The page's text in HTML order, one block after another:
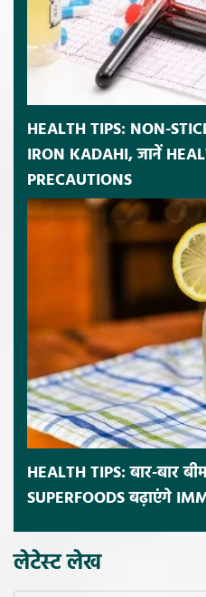
HEALTH TIPS: NON-
IRON KADAHI, जानें
PRECAUTIONS
HEALTH TIPS: बार-बार
SUPERFOODS बढ़ाएंगे
लेटेस्ट लेख